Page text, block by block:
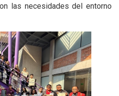
las necesidades del entorno